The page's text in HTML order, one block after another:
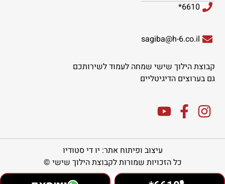
6610*
sagiba@h-6.co.il
קבוצת הילוך שישי שמחה לעמוד לשירותכם
גם בערוצים הדיגיטליים
עיצוב ופיתוח אתר: יו די סטודיו
כל הזכויות שמורות לקבוצת הילוך שישי ©